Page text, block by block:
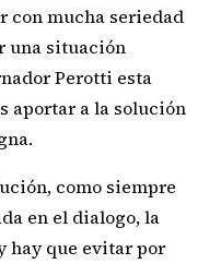
con mucha seriedad
una situación
Perotti esta
aportar a la solución
como siempre
en el dialogo, la
hay que evitar por